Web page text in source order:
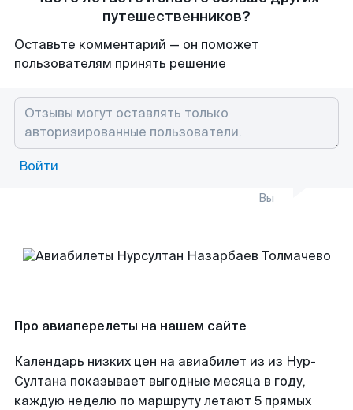
путешественников?
Оставьте комментарий — он поможет
пользователям принять решение
Войти
Вы
Про авиаперелеты на нашем сайте
Календарь низких цен на авиабилет из из Нур-
Султана показывает выгодные месяца в году,
каждую неделю по маршруту летают 5 прямых